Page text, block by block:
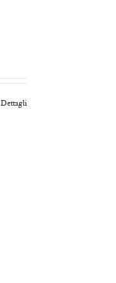
Dettagli